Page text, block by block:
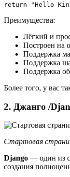
return "Hello
Преимущества:
Лёгкий и
Построен на
Поддержка
Поддержка
Поддержка
Более того, у вас
2. Джанго /
Стартовая
Django — один из
создания